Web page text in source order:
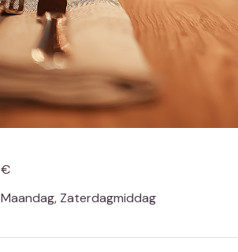
€
Maandag, Zaterdagmiddag